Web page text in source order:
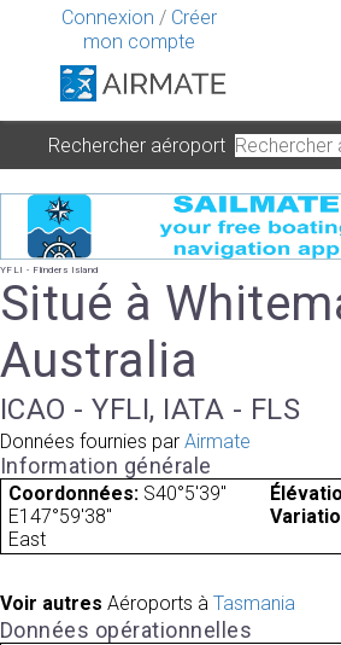
Connexion / Créer
mon compte
Rechercher aéroport
YFLI - Flinders Island
Situé à
Australia
ICAO - YFLI, IATA - FLS
Données fournies par Airmate
Information générale
Coordonnées: S40°5'39"
E147°59'38"
East
Voir autres Aéroports à Tasmania
Données opérationnelles